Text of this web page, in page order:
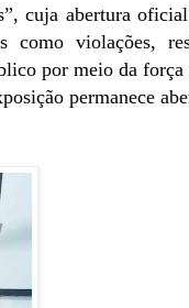
cuja abertura
violações,
por meio da força
permanece